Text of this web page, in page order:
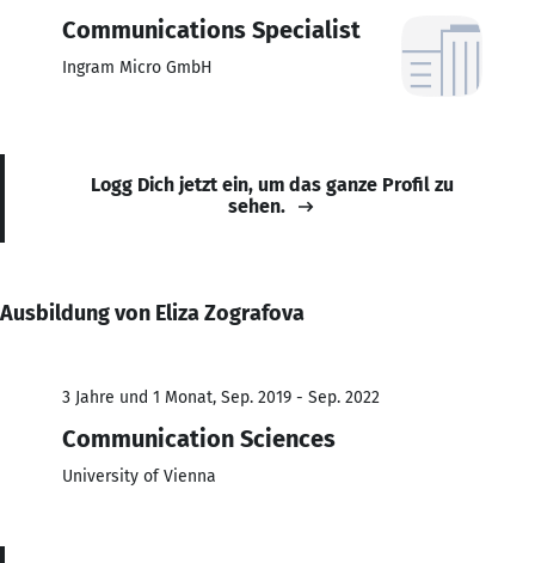
Communications Specialist
Ingram Micro GmbH
Logg Dich jetzt ein, um das ganze Profil zu
sehen.
Ausbildung von Eliza Zografova
3 Jahre und 1 Monat, Sep. 2019 - Sep. 2022
Communication Sciences
University of Vienna